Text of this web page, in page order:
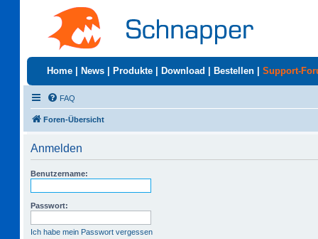
Home News Produkte Download Bestellen Support-
FAQ
Foren-Übersicht
Anmelden
Benutzername:
Passwort:
Ich habe mein Passwort vergessen